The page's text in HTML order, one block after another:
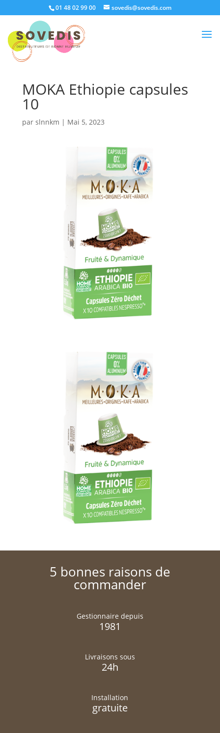
01 48 02 99 00 sovedis@sovedis.com
MOKA Ethiopie capsules
10
par slnnkm | Mai 5, 2023
5 bonnes raisons de
commander
Gestionnaire depuis
1981
Livraisons sous
24h
Installation
gratuite